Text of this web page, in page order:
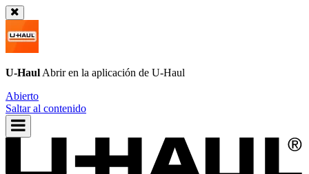
U-Haul Abrir en la aplicación de U-Haul
Abierto
Saltar al contenido